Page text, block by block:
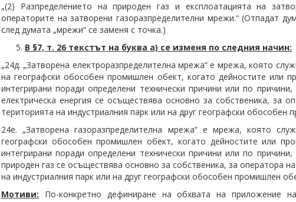
„(2) Разпределението на природен газ и експлоатацията на
операторите на затворени газоразпределителни мрежи.“ (Отпадат
след думата „мрежи“ се заменя с точка.)
В §7, т. 26 текстът на буква а) се изменя по следния начин:
„24д. „Затворена електроразпределителна мрежа“ е мрежа, която
на географски обособен промишлен обект, когато дейностите или
интегрирани поради определени технически причини или по
електрическа енергия се осъществява основно за собственика, за
територията на индустриалния парк или на друг географски обособен
24е. „Затворена газоразпределителна мрежа“ е мрежа, която
географски обособен промишлен обект, когато дейностите или
интегрирани поради определени технически причини или по
природен газ се осъществява основно за собственика, за оператора
на индустриалния парк или на друг географски обособен промишлен
Мотиви: По-конкретно дефиниране на обхвата на приложение